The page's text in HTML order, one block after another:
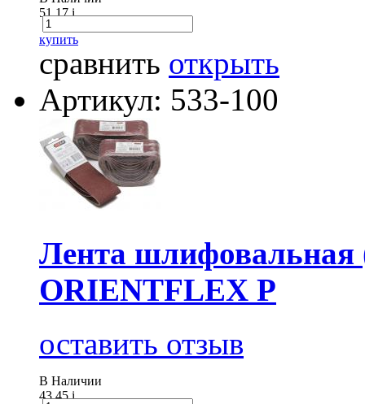
51.17i
купить
сравнить открыть
Артикул: 533-100
Лента шлифовальная
ORIENTFLEX P
оставить отзыв
В Наличии
43.45i